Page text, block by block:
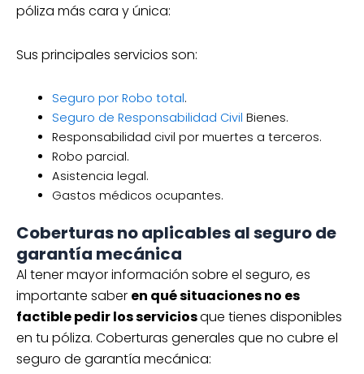
póliza más cara y única:
Sus principales servicios son:
Seguro por Robo total.
Seguro de Responsabilidad Civil Bienes.
Responsabilidad civil por muertes a terceros.
Robo parcial.
Asistencia legal.
Gastos médicos ocupantes.
Coberturas no aplicables al seguro de
garantía mecánica
Al tener mayor información sobre el seguro, es
importante saber en qué situaciones no es
factible pedir los serviciosque tienes disponibles
en tu póliza. Coberturas generales que no cubre el
seguro de garantía mecánica: